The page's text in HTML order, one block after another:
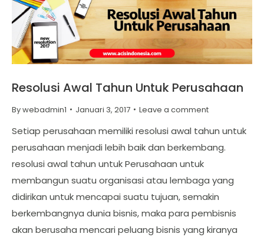
Resolusi Awal Tahun Untuk Perusahaan
Bywebadmin1 Januari 3, 2017 Leave a comment
Setiap perusahaan memiliki resolusi awal tahun untuk
perusahaan menjadi lebih baik dan berkembang.
resolusi awal tahun untuk Perusahaan untuk
membangun suatu organisasi atau lembaga yang
didirikan untuk mencapai suatu tujuan, semakin
berkembangnya dunia bisnis, maka para pembisnis
akan berusaha mencari peluang bisnis yang kiranya